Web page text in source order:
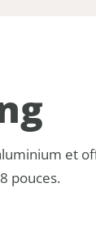
et
pouces.